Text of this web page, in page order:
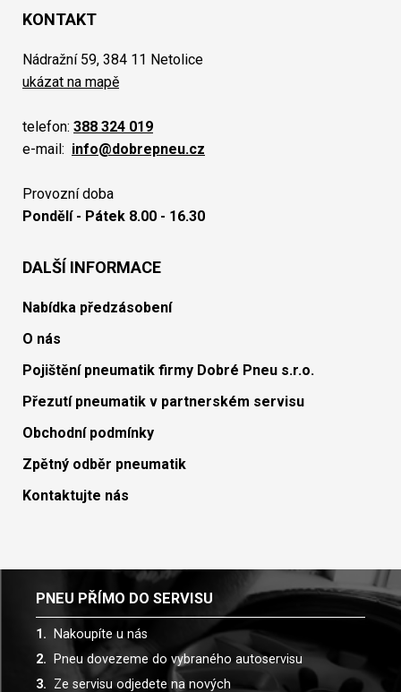
KONTAKT
Nádražní 59, 384 11 Netolice
ukázat na mapě
telefon: 388 324 019
e-mail: info@dobrepneu.cz
Provozní doba
Pondělí - Pátek 8.00 - 16.30
DALŠÍ INFORMACE
Nabídka předzásobení
O nás
Pojištění pneumatik firmy Dobré Pneu s.r.o.
Přezutí pneumatik v partnerském servisu
Obchodní podmínky
Zpětný odběr pneumatik
Kontaktujte nás
PNEU PŘÍMO DO SERVISU
Nakoupíte u nás
Pneu dovezeme do vybraného autoservisu
Ze servisu odjedete na nových